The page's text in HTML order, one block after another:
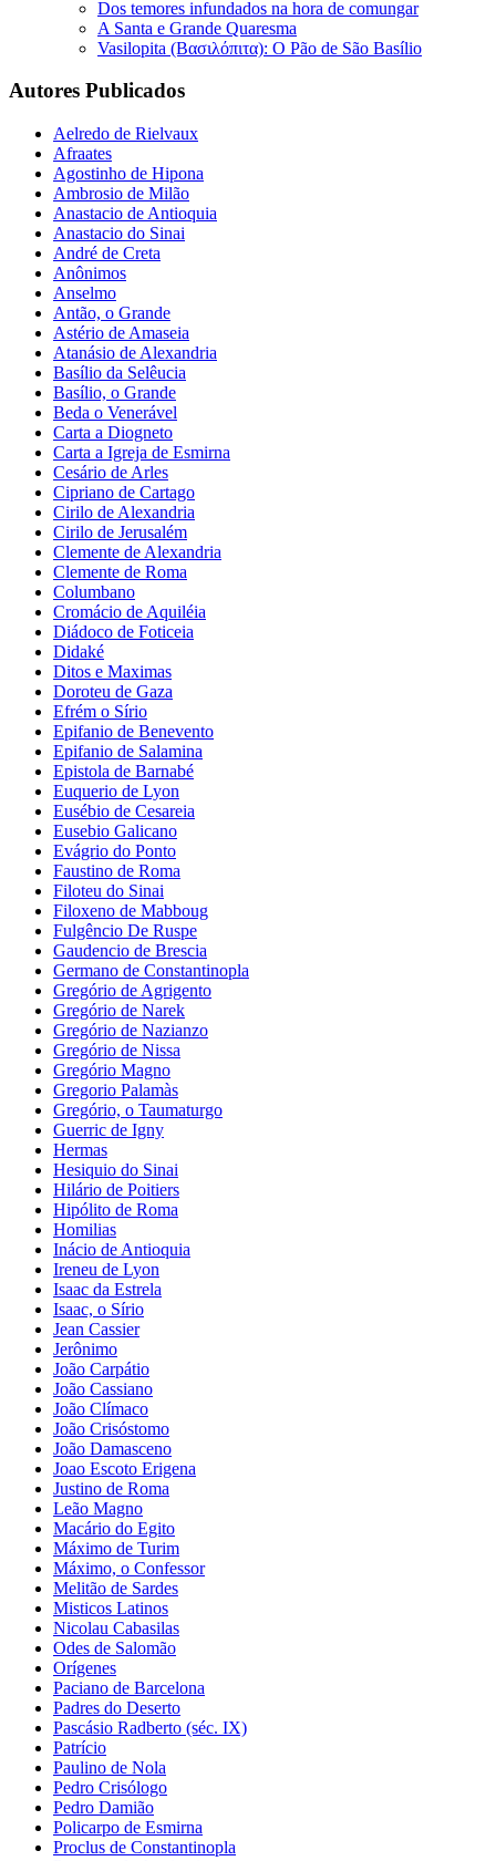
Dos temores infundados na hora de comungar
A Santa e Grande Quaresma
Vasilopita (Βασιλόπιτα): O Pão de São Basílio
Autores Publicados
Aelredo de Rielvaux
Afraates
Agostinho de Hipona
Ambrosio de Milão
Anastacio de Antioquia
Anastacio do Sinai
André de Creta
Anônimos
Anselmo
Antão, o Grande
Astério de Amaseia
Atanásio de Alexandria
Basílio da Selêucia
Basílio, o Grande
Beda o Venerável
Carta a Diogneto
Carta a Igreja de Esmirna
Cesário de Arles
Cipriano de Cartago
Cirilo de Alexandria
Cirilo de Jerusalém
Clemente de Alexandria
Clemente de Roma
Columbano
Cromácio de Aquiléia
Diádoco de Foticeia
Didaké
Ditos e Maximas
Doroteu de Gaza
Efrém o Sírio
Epifanio de Benevento
Epifanio de Salamina
Epistola de Barnabé
Euquerio de Lyon
Eusébio de Cesareia
Eusebio Galicano
Evágrio do Ponto
Faustino de Roma
Filoteu do Sinai
Filoxeno de Mabboug
Fulgêncio De Ruspe
Gaudencio de Brescia
Germano de Constantinopla
Gregório de Agrigento
Gregório de Narek
Gregório de Nazianzo
Gregório de Nissa
Gregório Magno
Gregorio Palamàs
Gregório, o Taumaturgo
Guerric de Igny
Hermas
Hesiquio do Sinai
Hilário de Poitiers
Hipólito de Roma
Homilias
Inácio de Antioquia
Ireneu de Lyon
Isaac da Estrela
Isaac, o Sírio
Jean Cassier
Jerônimo
João Carpátio
João Cassiano
João Clímaco
João Crisóstomo
João Damasceno
Joao Escoto Erigena
Justino de Roma
Leão Magno
Macário do Egito
Máximo de Turim
Máximo, o Confessor
Melitão de Sardes
Misticos Latinos
Nicolau Cabasilas
Odes de Salomão
Orígenes
Paciano de Barcelona
Padres do Deserto
Pascásio Radberto (séc. IX)
Patrício
Paulino de Nola
Pedro Crisólogo
Pedro Damião
Policarpo de Esmirna
Proclus de Constantinopla